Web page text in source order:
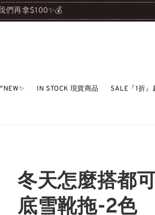
們再拿$100✨💰
IN STOCK 現貨商品 SALE『1折』
冬天怎麼搭都
底雪靴拖-2色